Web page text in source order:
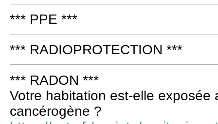
*** PPE ***
*** RADIOPROTECTION ***
*** RADON ***
Votre habitation est-elle exposée
cancérogène ?